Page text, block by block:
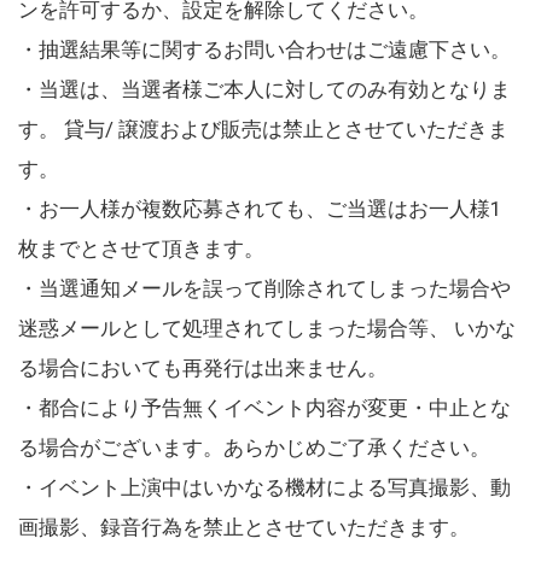
ンを許可するか、設定を解除してください。
・抽選結果等に関するお問い合わせはご遠慮下さい。
・当選は、当選者様ご本人に対してのみ有効となりま
す。 貸与/ 譲渡および販売は禁止とさせていただきま
す。
・お一人様が複数応募されても、ご当選はお一人様1
枚までとさせて頂きます。
・当選通知メールを誤って削除されてしまった場合や
迷惑メールとして処理されてしまった場合等、 いかな
る場合においても再発行は出来ません。
・都合により予告無くイベント内容が変更・中止とな
る場合がございます。あらかじめご了承ください。
・イベント上演中はいかなる機材による写真撮影、動
画撮影、録音行為を禁止とさせていただきます。